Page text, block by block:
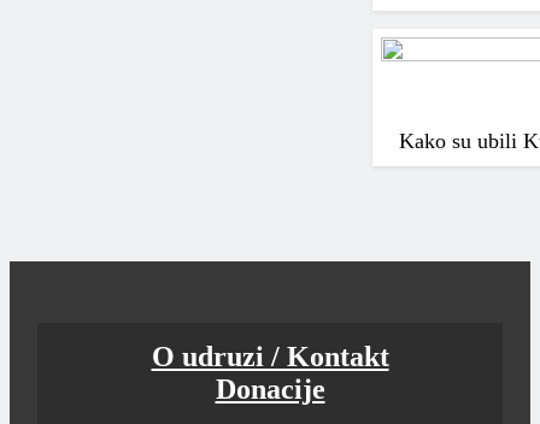
Kako su ubili
O udruzi / Kontakt
Donacije